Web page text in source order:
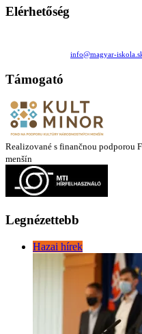
Elérhetőség
info@magyar-
Támogató
Realizované s finančnou podporou
menšín
Legnézettebb
Hazai hírek